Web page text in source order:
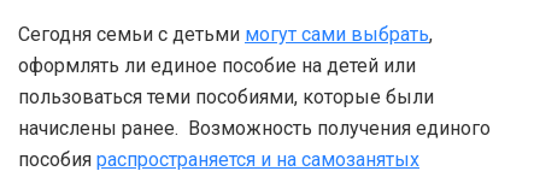
Сегодня семьи с детьми могут сами выбрать,
оформлять ли единое пособие на детей или
пользоваться теми пособиями, которые были
начислены ранее. Возможность получения единого
пособия распространяется и на самозанятых